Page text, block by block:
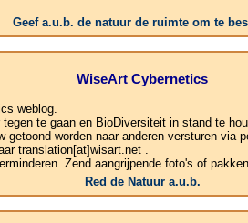
Geef a.u.b. de natuur de ruimte om te
WiseArt Cybernetics
weblog.
te gaan en BioDiversiteit in stand te
worden naar anderen versturen via
translation[at]wisart.net .
Zend aangrijpende foto's of
Red de Natuur a.u.b.